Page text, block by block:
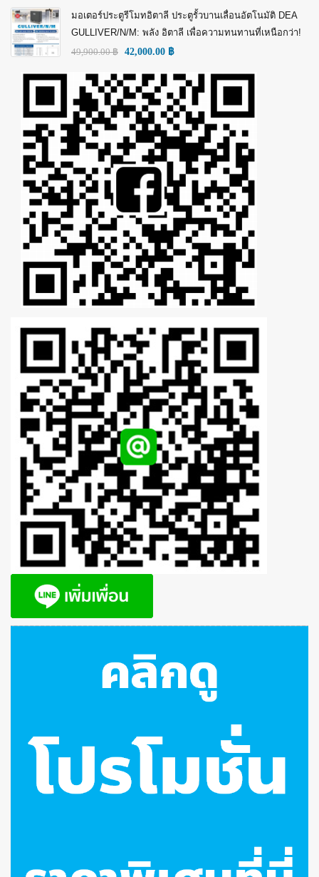
มอเตอร์ประตูรีโมทอิตาลี ประตูรั้วบานเลื่อนอัตโนมัติ DEA
GULLIVER/N/M: พลัง อิตาลี เพื่อความทนทานที่เหนือกว่า!
49,900.00฿ 42,000.00 ฿